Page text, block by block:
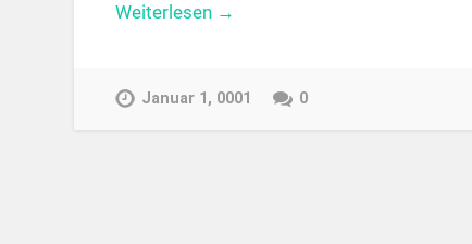
Weiterlesen →
Januar 1, 0001 0